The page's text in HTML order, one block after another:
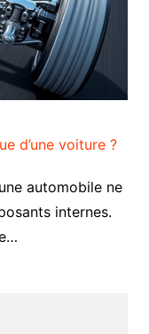
d’une voiture ?
automobile ne
internes.